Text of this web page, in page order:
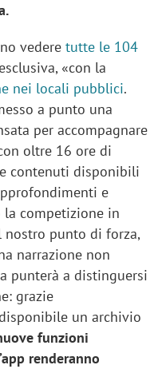
vedere tutte le 104
«con la
nei locali pubblici.
a punto una
per accompagnare
oltre 16 ore di
contenuti disponibili
e
competizione in
nostro punto di forza,
narrazione non
punterà a distinguersi
grazie
un archivio
funzioni
renderanno